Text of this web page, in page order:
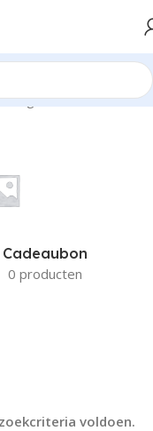
CLP-325
Cadeaubon
0 producten
voldoen.